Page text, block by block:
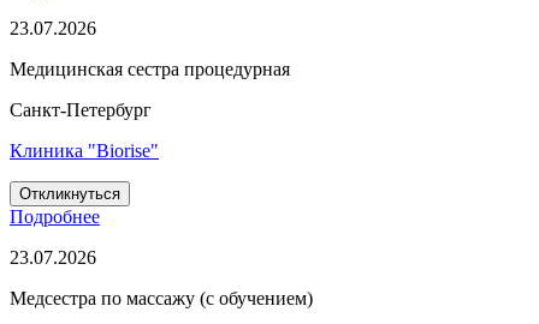
23.07.2026
Медицинская сестра процедурная
Санкт-Петербург
Клиника "Biorise"
Откликнуться
Подробнее
23.07.2026
Медсестра по массажу (с обучением)